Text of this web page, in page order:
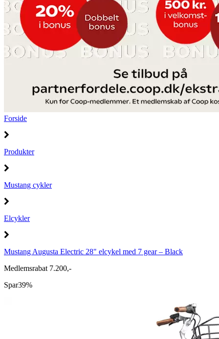
Forside
Produkter
Mustang cykler
Elcykler
Mustang Augusta Electric 28" elcykel med 7 gear – Black
Medlemsrabat 7.200,-
Spar39%